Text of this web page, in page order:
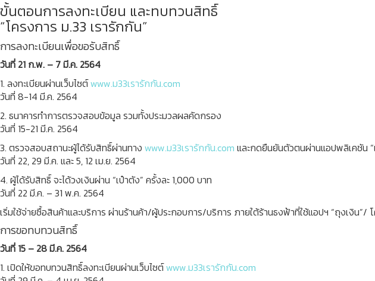
ขั้นตอนการลงทะเบียน และทบทวนสิทธิ์
“โครงการ ม.33 เรารักกัน”
การลงทะเบียนเพื่อขอรับสิทธิ์
วันที่ 21 ก.พ. – 7 มี.ค. 2564
1. ลงทะเบียนผ่านเว็บไซต์www.ม33เรารักกัน.com
วันที่ 8-14 มี.ค. 2564
2. ธนาคารทำการตรวจสอบข้อมูล รวมทั้งประมวลผลคัดกรอง
วันที่ 15-21 มี.ค. 2564
3. ตรวจสอบสถานะผู้ได้รับสิทธิ์ผ่านทาง www.ม33เรารักกัน.com และกดยืนยันตัวตนผ่านแอปพลิเคชัน “
วันที่ 22, 29 มี.ค. และ 5, 12 เม.ย. 2564
4. ผู้ได้รับสิทธิ์ จะได้วงเงินผ่าน “เป๋าตัง” ครั้งละ 1,000 บาท
วันที่ 22 มี.ค. – 31 พ.ค. 2564
เริ่มใช้จ่ายซื้อสินค้าและบริการ ผ่านร้านค้า/ผู้ประกอบการ/บริการ ภายใต้ร้านธงฟ้าที่ใช้แอปฯ “ถุงเงิน”/ โ
การขอทบทวนสิทธิ์
วันที่ 15 – 28 มี.ค. 2564
1. เปิดให้ขอทบทวนสิทธิ์ลงทะเบียนผ่านเว็บไซต์www.ม33เรารักกัน.com